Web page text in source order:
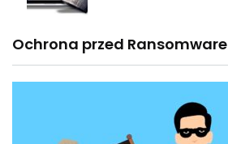
Ochrona przed Ransomware